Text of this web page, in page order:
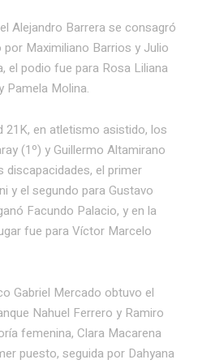
Alejandro Barrera se consagró
Maximiliano Barrios y Julio
el podio fue para Rosa Liliana
Pamela Molina.
21K, en atletismo asistido, los
(1º) y Guillermo Altamirano
discapacidades, el primer
y el segundo para Gustavo
Facundo Palacio, y en la
fue para Víctor Marcelo
Gabriel Mercado obtuvo el
Nahuel Ferrero y Ramiro
femenina, Clara Macarena
puesto, seguida por Dahyana